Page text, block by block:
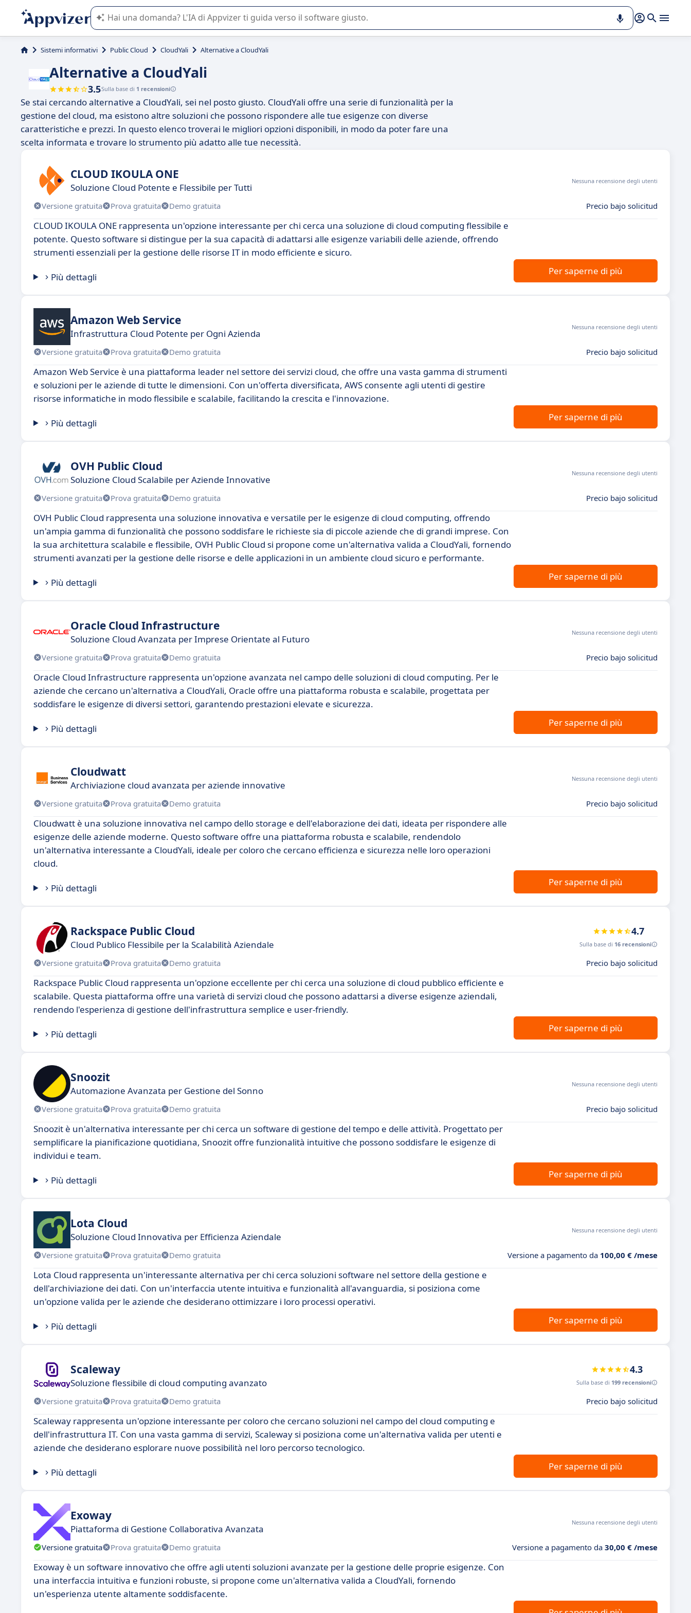
L'IA di Appvizer vi guida nell'utilizzo o nella scelta di un software SaaS per la vostra azienda.
Sistemi informativi Public Cloud CloudYali Alternative a CloudYali
Alternative a CloudYali
3.5Sulla base di 1 recensioni
Se stai cercando alternative a CloudYali, sei nel posto giusto. CloudYali offre una serie di funzionalità per la
gestione del cloud, ma esistono altre soluzioni che possono rispondere alle tue esigenze con diverse
caratteristiche e prezzi. In questo elenco troverai le migliori opzioni disponibili, in modo da poter fare una
scelta informata e trovare lo strumento più adatto alle tue necessità.
CLOUD IKOULA ONE
Soluzione Cloud Potente e Flessibile per Tutti
Nessuna recensione degli utenti
Versione gratuita Prova gratuita Demo gratuita Precio bajo solicitud
CLOUD IKOULA ONE rappresenta un'opzione interessante per chi cerca una soluzione di cloud computing flessibile e
potente. Questo software si distingue per la sua capacità di adattarsi alle esigenze variabili delle aziende, offrendo
strumenti essenziali per la gestione delle risorse IT in modo efficiente e sicuro.
Più dettagli
Per saperne di più
Amazon Web Service
Infrastruttura Cloud Potente per Ogni Azienda
Nessuna recensione degli utenti
Versione gratuita Prova gratuita Demo gratuita Precio bajo solicitud
Amazon Web Service è una piattaforma leader nel settore dei servizi cloud, che offre una vasta gamma di strumenti
e soluzioni per le aziende di tutte le dimensioni. Con un'offerta diversificata, AWS consente agli utenti di gestire
risorse informatiche in modo flessibile e scalabile, facilitando la crescita e l'innovazione.
Più dettagli
Per saperne di più
OVH Public Cloud
Soluzione Cloud Scalabile per Aziende Innovative
Nessuna recensione degli utenti
Versione gratuita Prova gratuita Demo gratuita Precio bajo solicitud
OVH Public Cloud rappresenta una soluzione innovativa e versatile per le esigenze di cloud computing, offrendo
un'ampia gamma di funzionalità che possono soddisfare le richieste sia di piccole aziende che di grandi imprese. Con
la sua architettura scalabile e flessibile, OVH Public Cloud si propone come un'alternativa valida a CloudYali, fornendo
strumenti avanzati per la gestione delle risorse e delle applicazioni in un ambiente cloud sicuro e performante.
Più dettagli
Per saperne di più
Oracle Cloud Infrastructure
Soluzione Cloud Avanzata per Imprese Orientate al Futuro
Nessuna recensione degli utenti
Versione gratuita Prova gratuita Demo gratuita Precio bajo solicitud
Oracle Cloud Infrastructure rappresenta un'opzione avanzata nel campo delle soluzioni di cloud computing. Per le
aziende che cercano un'alternativa a CloudYali, Oracle offre una piattaforma robusta e scalabile, progettata per
soddisfare le esigenze di diversi settori, garantendo prestazioni elevate e sicurezza.
Più dettagli
Per saperne di più
Cloudwatt
Archiviazione cloud avanzata per aziende innovative
Nessuna recensione degli utenti
Versione gratuita Prova gratuita Demo gratuita Precio bajo solicitud
Cloudwatt è una soluzione innovativa nel campo dello storage e dell'elaborazione dei dati, ideata per rispondere alle
esigenze delle aziende moderne. Questo software offre una piattaforma robusta e scalabile, rendendolo
un'alternativa interessante a CloudYali, ideale per coloro che cercano efficienza e sicurezza nelle loro operazioni
cloud.
Più dettagli
Per saperne di più
Rackspace Public Cloud
Cloud Publico Flessibile per la Scalabilità Aziendale
4.7
Sulla base di 16 recensioni
Versione gratuita Prova gratuita Demo gratuita Precio bajo solicitud
Rackspace Public Cloud rappresenta un'opzione eccellente per chi cerca una soluzione di cloud pubblico efficiente e
scalabile. Questa piattaforma offre una varietà di servizi cloud che possono adattarsi a diverse esigenze aziendali,
rendendo l'esperienza di gestione dell'infrastruttura semplice e user-friendly.
Più dettagli
Per saperne di più
Snoozit
Automazione Avanzata per Gestione del Sonno
Nessuna recensione degli utenti
Versione gratuita Prova gratuita Demo gratuita Precio bajo solicitud
Snoozit è un'alternativa interessante per chi cerca un software di gestione del tempo e delle attività. Progettato per
semplificare la pianificazione quotidiana, Snoozit offre funzionalità intuitive che possono soddisfare le esigenze di
individui e team.
Più dettagli
Per saperne di più
Lota Cloud
Soluzione Cloud Innovativa per Efficienza Aziendale
Nessuna recensione degli utenti
Versione gratuita Prova gratuita Demo gratuita Versione a pagamento da 100,00 € /mese
Lota Cloud rappresenta un'interessante alternativa per chi cerca soluzioni software nel settore della gestione e
dell'archiviazione dei dati. Con un'interfaccia utente intuitiva e funzionalità all'avanguardia, si posiziona come
un'opzione valida per le aziende che desiderano ottimizzare i loro processi operativi.
Più dettagli
Per saperne di più
Scaleway
Soluzione flessibile di cloud computing avanzato
4.3
Sulla base di 199 recensioni
Versione gratuita Prova gratuita Demo gratuita Precio bajo solicitud
Scaleway rappresenta un'opzione interessante per coloro che cercano soluzioni nel campo del cloud computing e
dell'infrastruttura IT. Con una vasta gamma di servizi, Scaleway si posiziona come un'alternativa valida per utenti e
aziende che desiderano esplorare nuove possibilità nel loro percorso tecnologico.
Più dettagli
Per saperne di più
Exoway
Piattaforma di Gestione Collaborativa Avanzata
Nessuna recensione degli utenti
Versione gratuita Prova gratuita Demo gratuita Versione a pagamento da 30,00 € /mese
Exoway è un software innovativo che offre agli utenti soluzioni avanzate per la gestione delle proprie esigenze. Con
una interfaccia intuitiva e funzioni robuste, si propone come un'alternativa valida a CloudYali, fornendo
un'esperienza utente altamente soddisfacente.